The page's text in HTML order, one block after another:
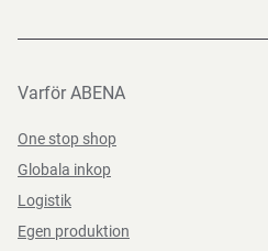
Varför ABENA
One stop shop
Globala inkop
Logistik
Egen produktion